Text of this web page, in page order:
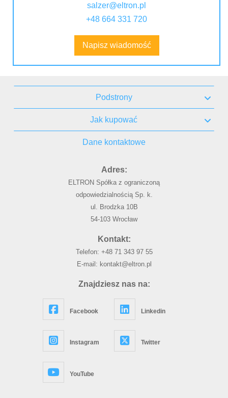
salzer@eltron.pl
+48 664 331 720
Napisz wiadomość
Podstrony
Jak kupować
Dane kontaktowe
Adres:
ELTRON Spółka z ograniczoną
odpowiedzialnością Sp. k.
ul. Brodzka 10B
54-103 Wrocław
Kontakt:
Telefon: +48 71 343 97 55
E-mail: kontakt@eltron.pl
Znajdziesz nas na:
Facebook Linkedin
Instagram Twitter
YouTube